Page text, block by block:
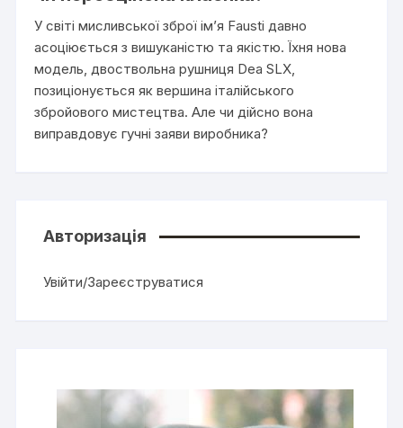
У світі мисливської зброї ім’я Fausti давно
асоціюється з вишуканістю та якістю. Їхня нова
модель, двоствольна рушниця Dea SLX,
позиціонується як вершина італійського
збройового мистецтва. Але чи дійсно вона
виправдовує гучні заяви виробника?
Авторизація
Увійти/Зареєструватися